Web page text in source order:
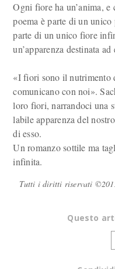
Ogni fiore ha un’anima,
poema è parte di un
parte di un unico fiore
un’apparenza destinata
«I fiori sono il nutrimento
comunicano con noi».
loro fiori, narrandoci una
labile apparenza del
di esso.
Un romanzo sottile ma
infinita.
Tutti i diritti riservati
Questo